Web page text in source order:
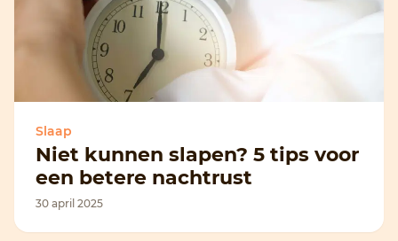
Slaap
Niet kunnen slapen? 5 tips voor
een betere nachtrust
30 april 2025